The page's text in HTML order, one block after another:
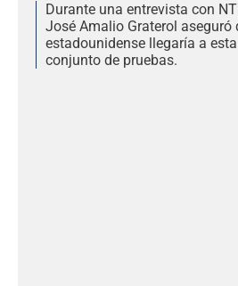
Durante una entrevista con
José Amalio Graterol aseguró
estadounidense llegaría a
conjunto de pruebas.